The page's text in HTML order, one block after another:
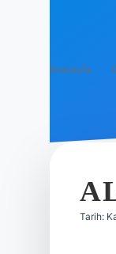
Anasayfa
Tarih: